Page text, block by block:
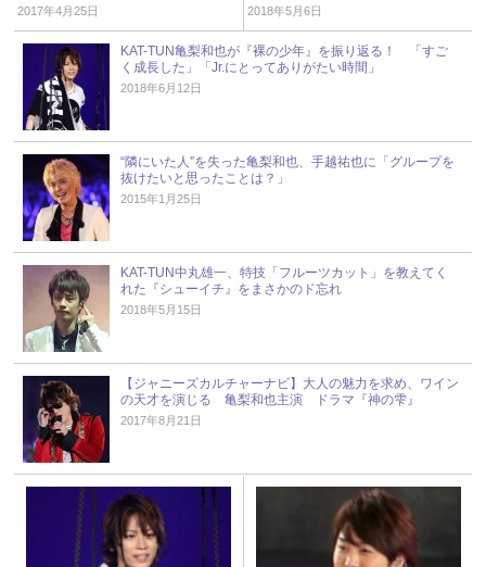
2話
2017年4月25日 2018年5月6日
KAT-TUN亀梨和也が『裸の少年』を振り返る！ 「すご
く成長した」「Jr.にとってありがたい時間」
2018年6月12日
“隣にいた人”を失った亀梨和也、手越祐也に「グループを
抜けたいと思ったことは？」
2015年1月25日
KAT-TUN中丸雄一、特技「フルーツカット」を教えてく
れた『シューイチ』をまさかのド忘れ
2018年5月15日
【ジャニーズカルチャーナビ】大人の魅力を求め、ワイン
の天才を演じる 亀梨和也主演 ドラマ『神の雫』
2017年8月21日